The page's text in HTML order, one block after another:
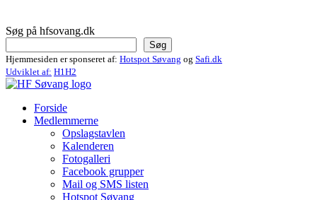
Søg på hfsovang.dk
Søg
Hjemmesiden er sponseret af: Hotspot Søvang og Safi.dk
Udviklet af: H1H2
Forside
Medlemmerne
Opslagstavlen
Kalenderen
Fotogalleri
Facebook grupper
Mail og SMS listen
Hotspot Søvang